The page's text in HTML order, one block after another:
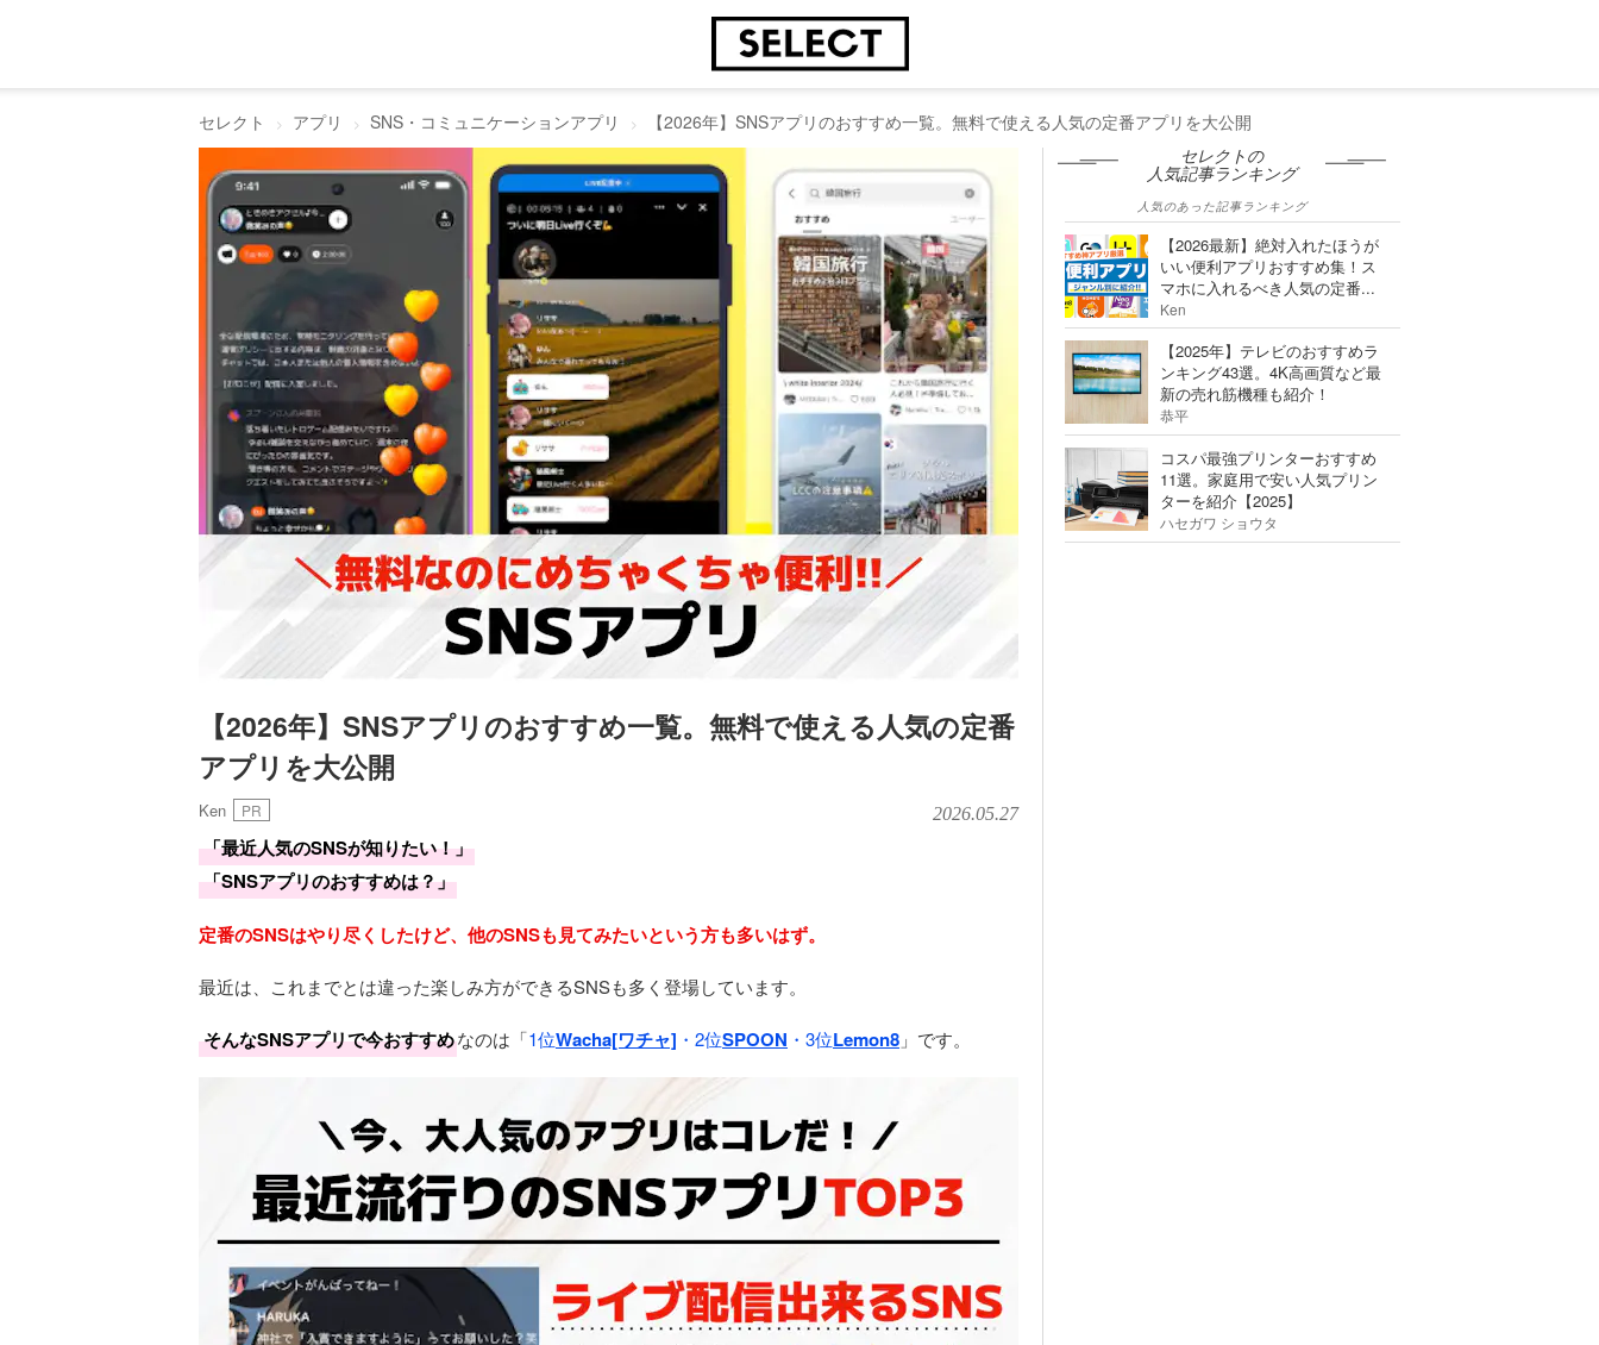
セレクト アプリ SNS・コミュニケーションアプリ 【2026年】SNSアプリのおすすめ一覧。無料で使える人気の定番アプリを大公開
【2026年】SNSアプリのおすすめ一覧。無料で使える人気の定番
アプリを大公開
Ken PR 2026.05.27
「最近人気のSNSが知りたい！」
「SNSアプリのおすすめは？」
定番のSNSはやり尽くしたけど、他のSNSも見てみたいという方も多いはず。
最近は、これまでとは違った楽しみ方ができるSNSも多く登場しています。
そんなSNSアプリで今おすすめなのは「1位Wacha[ワチャ] ・2位SPOON ・3位Lemon8 」です。
セレクトの
人気記事ランキング
人気のあった記事ランキング
【2026最新】絶対入れたほうが
いい便利アプリおすすめ集！ス
マホに入れるべき人気の定番...
Ken
【2025年】テレビのおすすめラ
ンキング43選。4K高画質など最
新の売れ筋機種も紹介！
恭平
コスパ最強プリンターおすすめ
11選。家庭用で安い人気プリン
ターを紹介【2025】
ハセガワ ショウタ